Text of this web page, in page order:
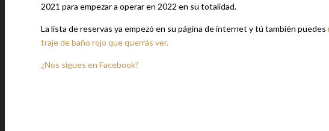
2021 para empezar a operar en 2022 en su totalidad.
La lista de reservas ya empezó en su página de internet y tú también puedes
traje de baño rojo que querrás ver.
¿Nos sigues en Facebook?